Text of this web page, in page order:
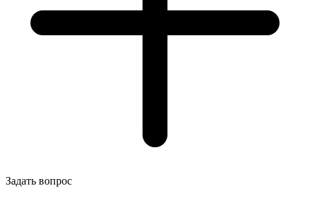
Задать вопрос